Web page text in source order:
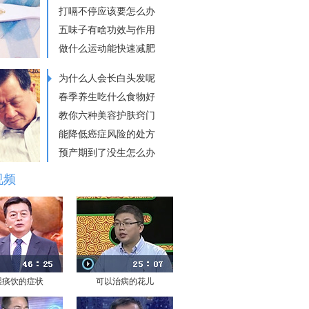
打嗝不停应该要怎么办
五味子有啥功效与作用
做什么运动能快速减肥
为什么人会长白头发呢
春季养生吃什么食物好
教你六种美容护肤窍门
能降低癌症风险的处方
预产期到了没生怎么办
频
痰饮的症状 可以治病的花儿